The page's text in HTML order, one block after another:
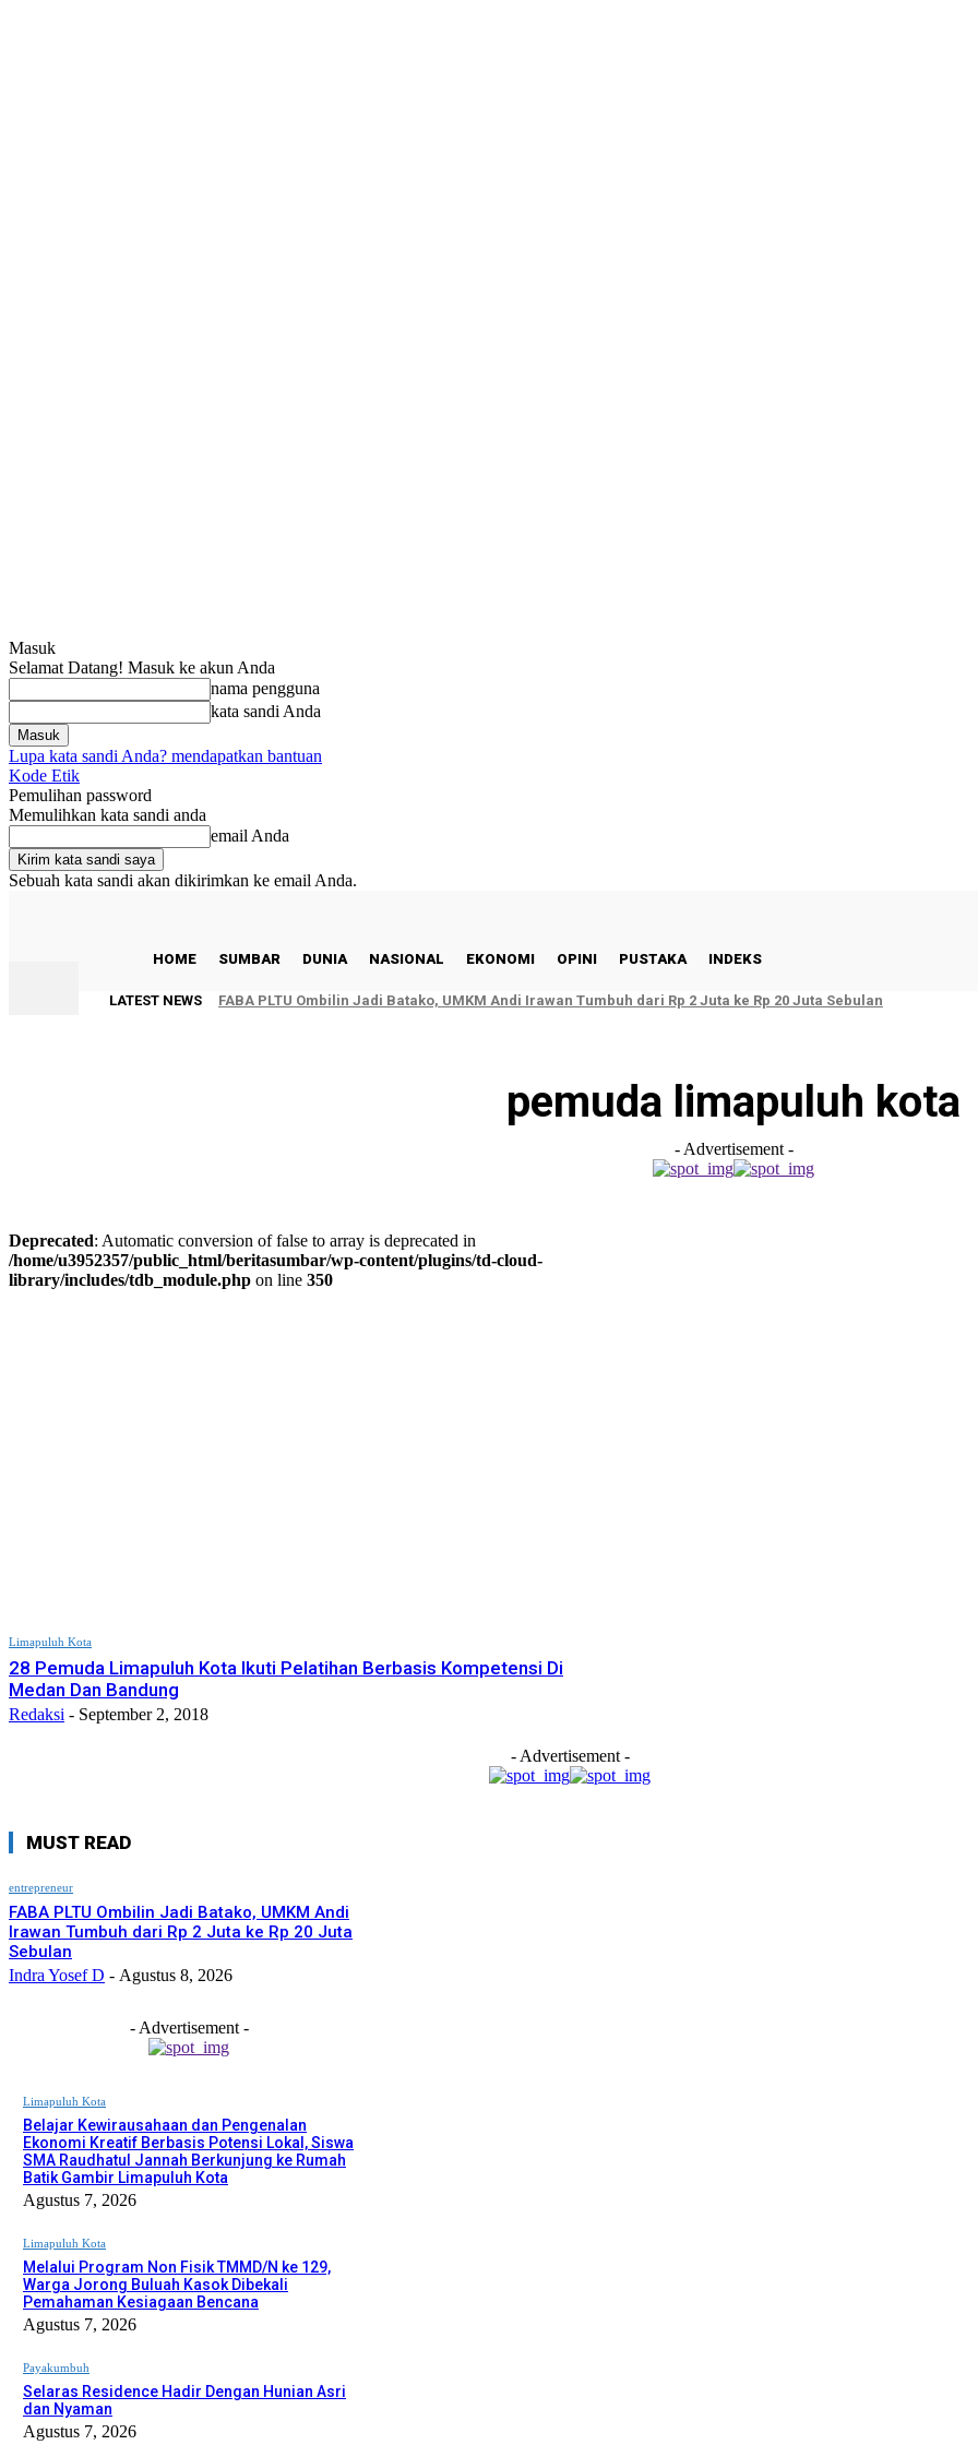
Masuk
Selamat Datang! Masuk ke akun Anda
nama pengguna
kata sandi Anda
Lupa kata sandi Anda? mendapatkan bantuan
Kode Etik
Pemulihan password
Memulihkan kata sandi anda
email Anda
Sebuah kata sandi akan dikirimkan ke email Anda.
HOME SUMBAR DUNIA NASIONAL EKONOMI OPINI PUSTAKA INDEKS
LATEST NEWS FABA PLTU Ombilin Jadi Batako, UMKM Andi Irawan Tumbuh dari Rp 2 Juta ke Rp 20 Juta Sebulan
pemuda limapuluh kota
- Advertisement -
Deprecated: Automatic conversion of false to array is deprecated in
/home/u3952357/public_html/beritasumbar/wp-content/plugins/td-cloud-
library/includes/tdb_module.php on line 350
Limapuluh Kota
28 Pemuda Limapuluh Kota Ikuti Pelatihan Berbasis Kompetensi Di
Medan Dan Bandung
Redaksi - September 2, 2018
- Advertisement -
MUST READ
entrepreneur
FABA PLTU Ombilin Jadi Batako, UMKM Andi
Irawan Tumbuh dari Rp 2 Juta ke Rp 20 Juta
Sebulan
Indra Yosef D - Agustus 8, 2026
- Advertisement -
Limapuluh Kota
Belajar Kewirausahaan dan Pengenalan
Ekonomi Kreatif Berbasis Potensi Lokal, Siswa
SMA Raudhatul Jannah Berkunjung ke Rumah
Batik Gambir Limapuluh Kota
Agustus 7, 2026
Limapuluh Kota
Melalui Program Non Fisik TMMD/N ke 129,
Warga Jorong Buluah Kasok Dibekali
Pemahaman Kesiagaan Bencana
Agustus 7, 2026
Payakumbuh
Selaras Residence Hadir Dengan Hunian Asri
dan Nyaman
Agustus 7, 2026